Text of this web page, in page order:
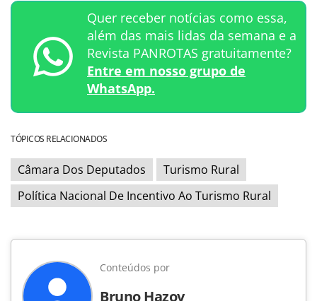
Quer receber notícias como essa,
além das mais lidas da semana e a
Revista PANROTAS gratuitamente?
Entre em nosso grupo de
WhatsApp.
TÓPICOS RELACIONADOS
Câmara Dos Deputados
Turismo Rural
Política Nacional De Incentivo Ao Turismo Rural
Conteúdos por
Bruno Hazov